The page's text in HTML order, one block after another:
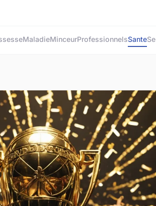
MaladieMinceurProfessionnelsSante